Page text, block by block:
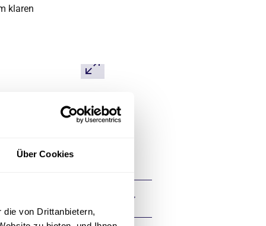
Über Cookies
von Drittanbietern,
klaren